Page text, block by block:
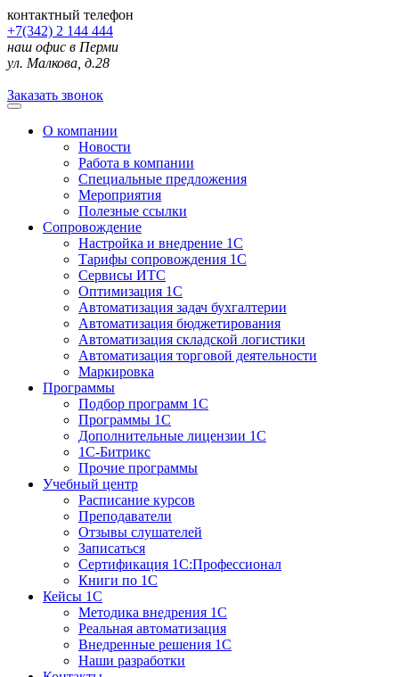
контактный телефон
+7(342) 2 144 444
наш офис в Перми
ул. Малкова, д.28
Заказать звонок
О компании
Новости
Работа в компании
Специальные предложения
Мероприятия
Полезные ссылки
Сопровождение
Настройка и внедрение 1С
Тарифы сопровождения 1С
Сервисы ИТС
Оптимизация 1С
Автоматизация задач бухгалтерии
Автоматизация бюджетирования
Автоматизация складской логистики
Автоматизация торговой деятельности
Маркировка
Программы
Подбор программ 1С
Программы 1С
Дополнительные лицензии 1С
1С-Битрикс
Прочие программы
Учебный центр
Расписание курсов
Преподаватели
Отзывы слушателей
Записаться
Сертификация 1С:Профессионал
Книги по 1С
Кейсы 1С
Методика внедрения 1С
Реальная автоматизация
Внедренные решения 1С
Наши разработки